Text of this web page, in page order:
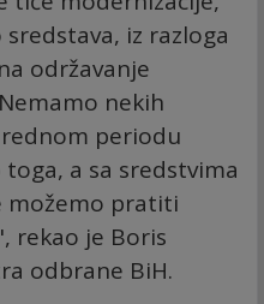
iz razloga
održavanje
nekih
periodu
a sa sredstvima
možemo pratiti
rekao je Boris
odbrane BiH.